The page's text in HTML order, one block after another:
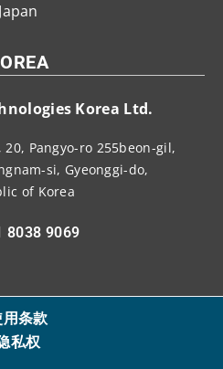
Japan
Korea Ltd.
Pangyo-ro 255beon-gil,
si, Gyeonggi-do,
of Korea
8038 9069
条款
私权